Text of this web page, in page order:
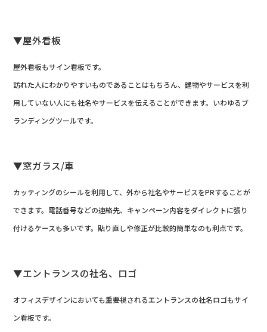
▼屋外看板
屋外看板もサイン看板です。
訪れた人にわかりやすいものであることはもちろん、建物やサービスを利
用していない人にも社名やサービスを伝えることができます。いわゆるブ
ランディングツールです。
▼窓ガラス/車
カッティングのシールを利用して、外から社名やサービスをPRすることが
できます。電話番号などの連絡先、キャンペーン内容をダイレクトに張り
付けるケースも多いです。貼り直しや修正が比較的簡単なのも利点です。
▼エントランスの社名、ロゴ
オフィスデザインにおいても重要視されるエントランスの社名ロゴもサイ
ン看板です。